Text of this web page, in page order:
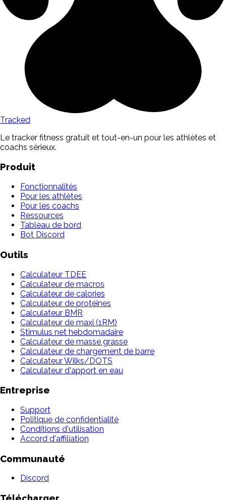
Tracked
Le tracker fitness gratuit et tout-en-un pour les athlètes et
coachs sérieux.
Produit
Fonctionnalités
Pour les athlètes
Pour les coachs
Ressources
Tableau de bord
Bot Discord
Outils
Calculateur TDEE
Calculateur de macros
Calculateur de calories
Calculateur de protéines
Calculateur BMR
Calculateur de maxi (1RM)
Stimulus net hebdomadaire
Calculateur de masse grasse
Calculateur de chargement de barre
Calculateur Wilks/DOTS
Calculateur d'apport en eau
Entreprise
Support
Politique de confidentialité
Conditions d'utilisation
Accord d'affiliation
Communauté
Discord